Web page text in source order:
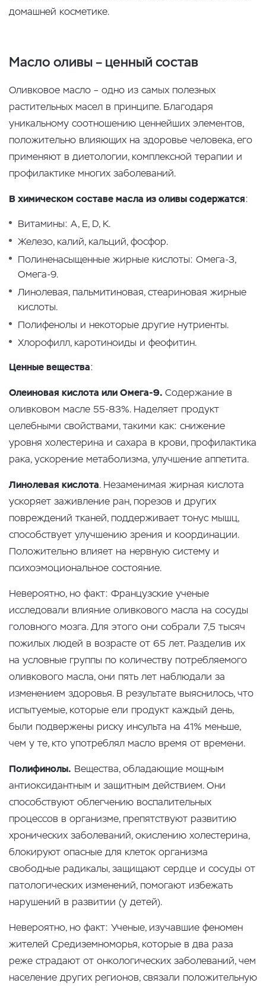
домашней косметике.
Масло оливы – ценный состав
Оливковое масло – одно из самых полезных
растительных масел в принципе. Благодаря
уникальному соотношению ценнейших элементов,
положительно влияющих на здоровье человека, его
применяют в диетологии, комплексной терапии и
профилактике многих заболеваний.
В химическом составе масла из оливы содержатся:
Витамины: А, E, D, К.
Железо, калий, кальций, фосфор.
Полиненасыщенные жирные кислоты: Омега-3,
Омега-9.
Линолевая, пальмитиновая, стеариновая жирные
кислоты.
Полифенолы и некоторые другие нутриенты.
Хлорофилл, каротиноиды и феофитин.
Ценные вещества:
Олеиновая кислота или Омега-9. Содержание в
оливковом масле 55-83%. Наделяет продукт
целебными свойствами, такими как: снижение
уровня холестерина и сахара в крови, профилактика
рака, ускорение метаболизма, улучшение аппетита.
Линолевая кислота. Незаменимая жирная кислота
ускоряет заживление ран, порезов и других
повреждений тканей, поддерживает тонус мышц,
способствует улучшению зрения и координации.
Положительно влияет на нервную систему и
психоэмоциональное состояние.
Невероятно, но факт: Французские ученые
исследовали влияние оливкового масла на сосуды
головного мозга. Для этого они собрали 7,5 тысяч
пожилых людей в возрасте от 65 лет. Разделив их
на условные группы по количеству потребляемого
оливкового масла, они пять лет наблюдали за
изменением здоровья. В результате выяснилось, что
испытуемые, которые ели продукт каждый день,
были подвержены риску инсульта на 41% меньше,
чем у те, кто употреблял масло время от времени.
Полифинолы. Вещества, обладающие мощным
антиоксидантным и защитным действием. Они
способствуют облегчению воспалительных
процессов в организме, препятствуют развитию
хронических заболеваний, окислению холестерина,
блокируют опасные для клеток организма
свободные радикалы, защищают сердце и сосуды от
патологических изменений, помогают избежать
нарушений в развитии (у детей).
Невероятно, но факт: Ученые, изучавшие феномен
жителей Средиземноморья, которые в два раза
реже страдают от онкологических заболеваний, чем
население других регионов, связали положительную